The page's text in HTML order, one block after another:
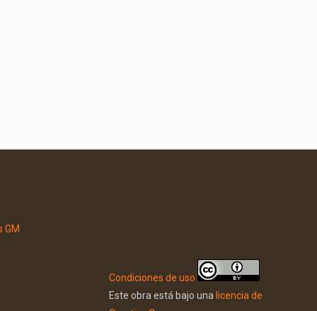
Condiciones de uso
Este obra está bajo una licencia de